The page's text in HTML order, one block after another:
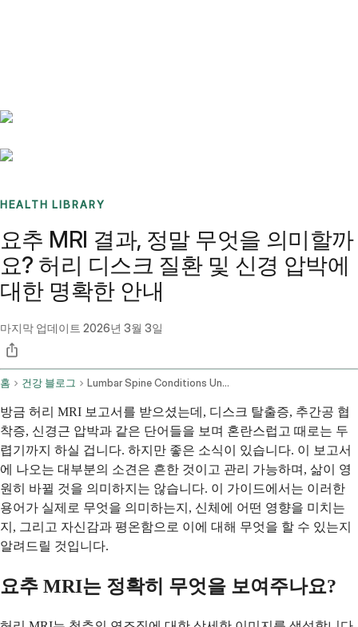
HEALTH LIBRARY
요추 MRI 결과, 정말 무엇을 의미할까
요? 허리 디스크 질환 및 신경 압박에
대한 명확한 안내
마지막 업데이트 2026년 3월 3일
홈 건강 블로그 Lumbar Spine Conditions Understanding Mri Reports And Nerve Compression
방금 허리 MRI 보고서를 받으셨는데, 디스크 탈출증, 추간공 협
착증, 신경근 압박과 같은 단어들을 보며 혼란스럽고 때로는 두
렵기까지 하실 겁니다. 하지만 좋은 소식이 있습니다. 이 보고서
에 나오는 대부분의 소견은 흔한 것이고 관리 가능하며, 삶이 영
원히 바뀔 것을 의미하지는 않습니다. 이 가이드에서는 이러한
용어가 실제로 무엇을 의미하는지, 신체에 어떤 영향을 미치는
지, 그리고 자신감과 평온함으로 이에 대해 무엇을 할 수 있는지
알려드릴 것입니다.
요추 MRI는 정확히 무엇을 보여주나요?